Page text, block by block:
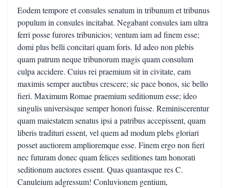
Eodem tempore et consules senatum in tribunum et tribunus
populum in consules incitabat. Negabant consules iam ultra
ferri posse furores tribunicios; ventum iam ad finem esse;
domi plus belli concitari quam foris. Id adeo non plebis
quam patrum neque tribunorum magis quam consulum
culpa accidere. Cuius rei praemium sit in civitate, eam
maximis semper auctibus crescere; sic pace bonos, sic bello
fieri. Maximum Romae praemium seditionum esse; ideo
singulis universisque semper honori fuisse. Reminiscerentur
quam maiestatem senatus ipsi a patribus accepissent, quam
liberis tradituri essent, vel quem ad modum plebs gloriari
posset auctiorem amplioremque esse. Finem ergo non fieri
nec futuram donec quam felices seditiones tam honorati
seditionum auctores essent. Quas quantasque res C.
Canuleium adgressum! Conluvionem gentium,